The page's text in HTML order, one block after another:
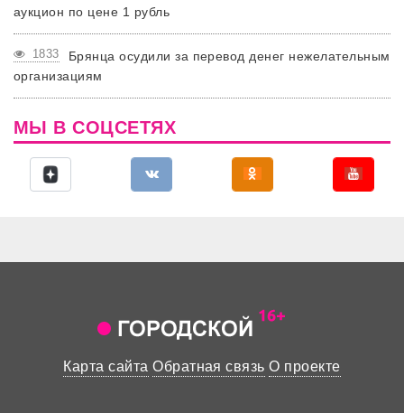
аукцион по цене 1 рубль
1833
Брянца осудили за перевод денег нежелательным
организациям
МЫ В СОЦСЕТЯХ
Карта сайта Обратная связь О проекте